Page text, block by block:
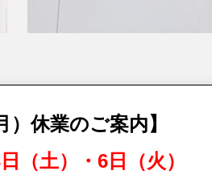
買取データ
月22日
）休業のご案内】
（土）・6日（火）